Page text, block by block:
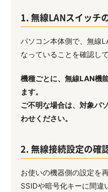
1. 無線LANスイッチ
パソコン本体側で、無線
なっていることを確認し
機種ごとに、無線LAN機
ます。
ご不明な場合は、対象パ
わせください。
2. 無線接続設定の確
お使いの機器側の設定を
SSIDや暗号化キーに間違